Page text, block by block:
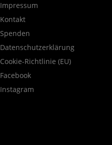
Impressum
Kontakt
Spenden
Datenschutzerklärung
Cookie-Richtlinie (EU)
Facebook
Instagram